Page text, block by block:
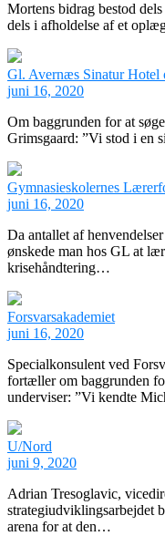
Mortens bidrag bestod
dels i afholdelse af et
Gl. Avernæs Sinatur Hotel
juni 16, 2020
Om baggrunden for at
Grimsgaard: ”Vi stod i en
Gymnasieskolernes
juni 16, 2020
Da antallet af
ønskede man hos GL at
krisehåndtering…
Forsvarsakademiet
juni 16, 2020
Specialkonsulent ved
fortæller om baggrunden
underviser: ”Vi kendte
U/Nord
juni 9, 2020
Adrian Tresoglavic,
strategiudviklingsarbejdet
arena for at den…